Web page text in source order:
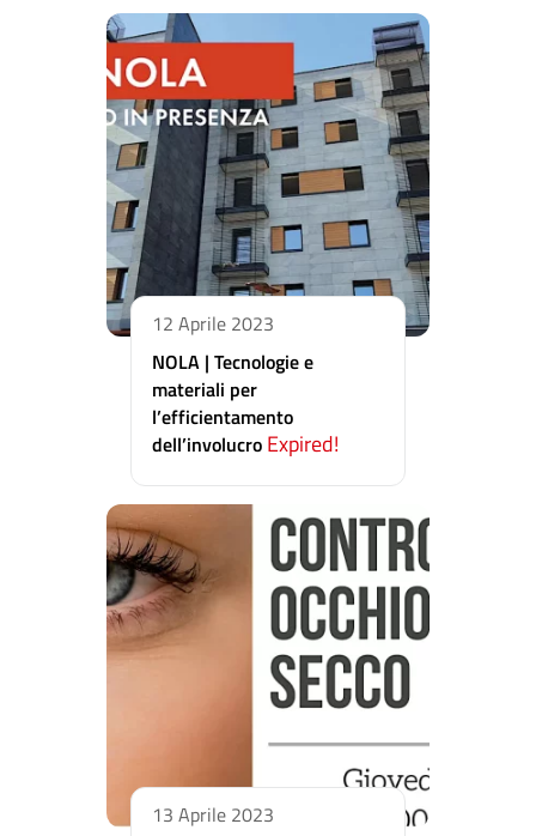
12 Aprile 2023
NOLA | Tecnologie e
materiali per
l’efficientamento
dell’involucro Expired!
13 Aprile 2023